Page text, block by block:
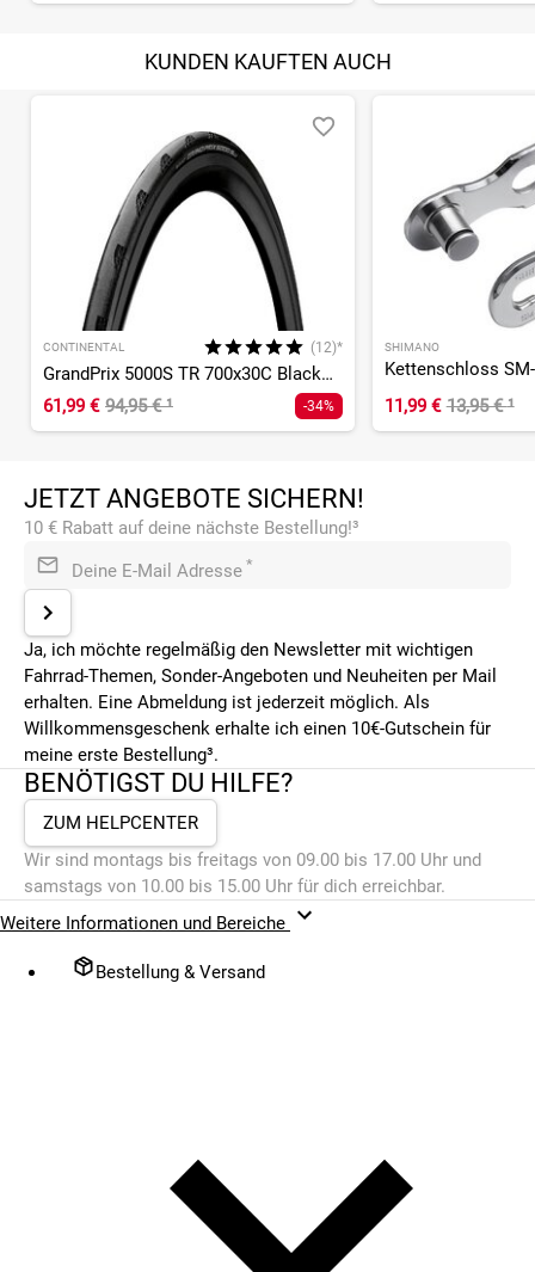
KUNDEN KAUFTEN AUCH
CONTINENTAL (12)*
GrandPrix 5000S TR 700x30C BlackChili Compound Vectran Break
61,99 € 94,95 €¹ -34%
SHIMANO
11,99 € 13,95 €¹
JETZT ANGEBOTE SICHERN!
10 € Rabatt auf deine nächste Bestellung!³
Deine E-Mail Adresse *
Ja, ich möchte regelmäßig den Newsletter mit wichtigen
Fahrrad-Themen, Sonder-Angeboten und Neuheiten per Mail
erhalten. Eine Abmeldung ist jederzeit möglich. Als
Willkommensgeschenk erhalte ich einen 10€-Gutschein für
meine erste Bestellung³.
BENÖTIGST DU HILFE?
ZUM HELPCENTER
Wir sind montags bis freitags von 09.00 bis 17.00 Uhr und
samstags von 10.00 bis 15.00 Uhr für dich erreichbar.
Weitere Informationen und Bereiche
Bestellung & Versand